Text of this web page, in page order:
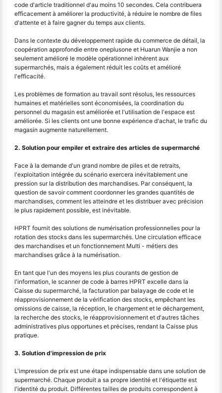
code d'article traditionnel d'au moins 10 secondes. Cela contribuera
efficacement à améliorer la productivité, à réduire le nombre de files
d'attente et à faire gagner du temps aux clients.
Dans le contexte du développement rapide du commerce de détail, la
coopération approfondie entre oneplusone et Huarun Wanjie a non
seulement amélioré le modèle opérationnel inhérent aux
supermarchés, mais a également réduit les coûts et amélioré
l'efficacité.
Les problèmes de formation au travail sont résolus, les ressources
humaines et matérielles sont économisées, la coordination du
personnel du magasin est améliorée et l'utilisation de l'espace est
améliorée. Si les clients ont une bonne expérience d'achat, le trafic du
magasin augmente naturellement.
2. Solution pour empiler et extraire des articles de supermarché
Face à la demande d'un grand nombre de piles et de retraits,
l'exploitation intégrée du scénario exercera inévitablement une
pression sur la distribution des marchandises. Par conséquent, la
question de savoir comment coordonner les grandes quantités de
marchandises, comment les atteindre et les distribuer avec précision
le plus rapidement possible, est inévitable.
HPRT fournit des solutions de numérisation professionnelles pour la
rotation des stocks dans les supermarchés. Une circulation efficace
des marchandises et un fonctionnement Multi - métiers des
marchandises grâce à la numérisation.
En tant que l'un des moyens les plus courants de gestion de
l'information, le scanner de code à barres HPRT excelle dans la
Caisse du supermarché, la facturation par balayage de code et le
réapprovisionnement de la vérification des stocks, empêchant les
omissions de caisse, la réception, le chargement et le déchargement,
la recherche des stocks, le réapprovisionnement et d'autres tâches
administratives plus opportunes et précises, rendant la Caisse plus
pratique.
3. Solution d'impression de prix
L'impression de prix est une étape indispensable dans une solution de
supermarché. Chaque produit a sa propre identité et l'étiquette est
l'identité du produit. Différentes tailles de produits correspondent à